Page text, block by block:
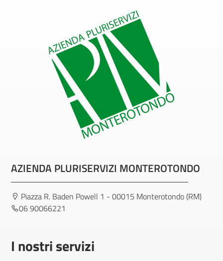
AZIENDA PLURISERVIZI MONTEROTONDO
Piazza R. Baden Powell 1 - 00015 Monterotondo (RM)
06 90066221
I nostri servizi